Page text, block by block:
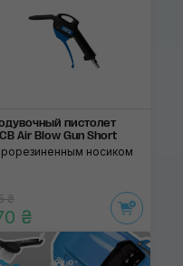
пистолет
Air Blow Gun Short
носиком
₴
₴